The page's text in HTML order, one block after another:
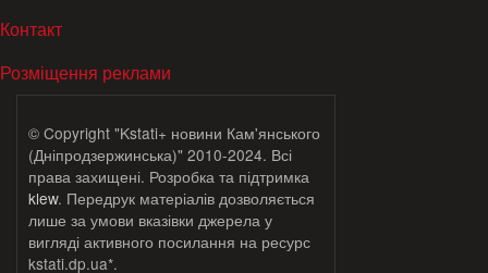
МЕНЮ В ПОДВАЛЕ
Контакт
Розміщення реклами
© Copyright "Kstati+ новини Кам'янського
(Дніпродзержинська)" 2010-2024. Всі
права захищені. Розробка та підтримка
klew. Передрук матеріалів дозволяється
лише за умови вказівки джерела у
вигляді активного посилання на ресурс
kstati.dp.ua*.